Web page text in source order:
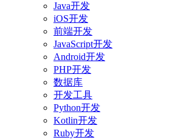
Java开发
iOS开发
前端开发
JavaScript开发
Android开发
PHP开发
数据库
开发工具
Python开发
Kotlin开发
Ruby开发